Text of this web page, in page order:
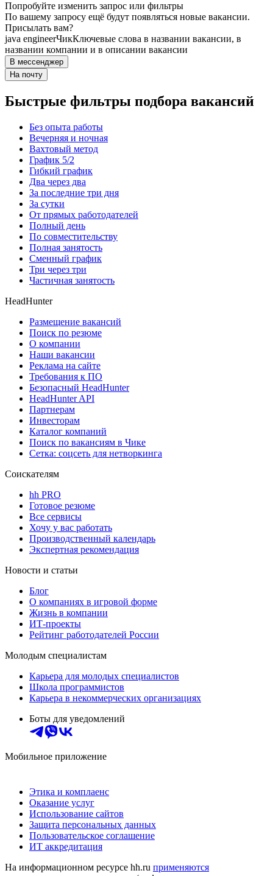
Попробуйте изменить запрос или фильтры
По вашему запросу ещё будут появляться новые вакансии.
Присылать вам?
java engineerЧикКлючевые слова в названии вакансии, в
названии компании и в описании вакансии
В мессенджер
На почту
Быстрые фильтры подбора вакансий
Без опыта работы
Вечерняя и ночная
Вахтовый метод
График 5/2
Гибкий график
Два через два
За последние три дня
За сутки
От прямых работодателей
Полный день
По совместительству
Полная занятость
Сменный график
Три через три
Частичная занятость
HeadHunter
Размещение вакансий
Поиск по резюме
О компании
Наши вакансии
Реклама на сайте
Требования к ПО
Безопасный HeadHunter
HeadHunter API
Партнерам
Инвесторам
Каталог компаний
Поиск по вакансиям в Чике
Сетка: соцсеть для нетворкинга
Соискателям
hh PRO
Готовое резюме
Все сервисы
Хочу у вас работать
Производственный календарь
Экспертная рекомендация
Новости и статьи
Блог
О компаниях в игровой форме
Жизнь в компании
ИТ-проекты
Рейтинг работодателей России
Молодым специалистам
Карьера для молодых специалистов
Школа программистов
Карьера в некоммерческих организациях
Боты для уведомлений
Мобильное приложение
Этика и комплаенс
Оказание услуг
Использование сайтов
Защита персональных данных
Пользовательское соглашение
ИТ аккредитация
На информационном ресурсе hh.ru применяются